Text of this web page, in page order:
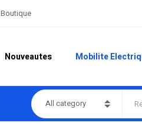
Boutique
Nouveautes Mobilite
All category